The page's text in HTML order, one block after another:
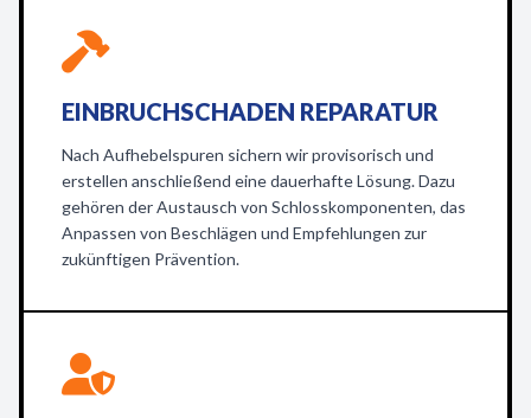
EINBRUCHSCHADEN REPARATUR
Nach Aufhebelspuren sichern wir provisorisch und
erstellen anschließend eine dauerhafte Lösung. Dazu
gehören der Austausch von Schlosskomponenten, das
Anpassen von Beschlägen und Empfehlungen zur
zukünftigen Prävention.